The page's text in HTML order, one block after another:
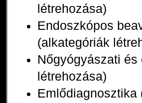
létrehozása)
Endoszkópos
(alkategóriák
Nőgyógyászati
létrehozása)
Emlődiagnosztika